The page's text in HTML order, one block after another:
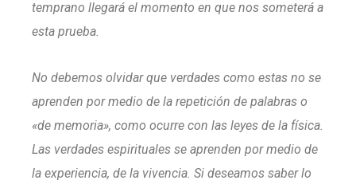
temprano llegará el momento en que nos someterá a
esta prueba.
No debemos olvidar que verdades como estas no se
aprenden por medio de la repetición de palabras o
«de memoria», como ocurre con las leyes de la física.
Las verdades espirituales se aprenden por medio de
la experiencia, de la vivencia. Si deseamos saber lo